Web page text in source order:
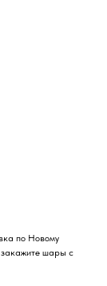
по Новому
шары с